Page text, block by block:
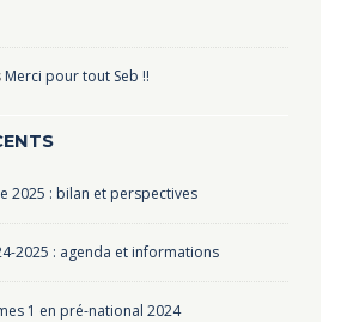
Merci pour tout Seb !!
2025 : bilan et perspectives
2025 : agenda et informations
1 en pré-national 2024